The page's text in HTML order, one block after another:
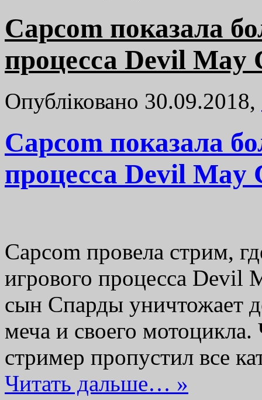
Capcom показала
процесса Devil May
Опубліковано 30.09.2018,
Capcom показала
процесса Devil May
Capcom провела стрим,
игрового процесса Devil
сын Спарды уничтожает
меча и своего
стример пропустил все
Читать дальше… »